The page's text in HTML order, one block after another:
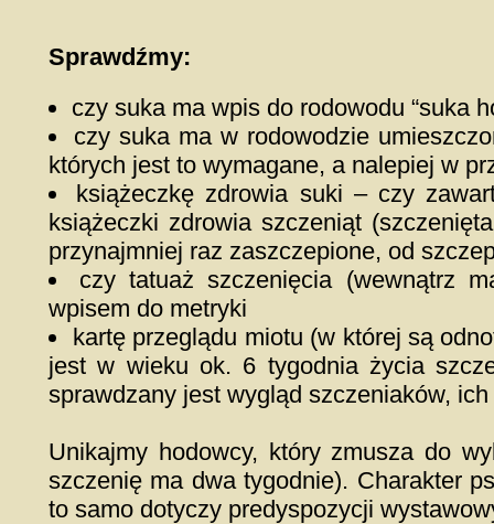
Sprawdźmy:
czy suka ma wpis do rodowodu “suka
czy suka ma w rodowodzie
których jest to wymagane, a nalepiej w
książeczkę zdrowia suki – czy
książeczki zdrowia szczeniąt
przynajmniej raz zaszczepione, od
czy tatuaż szczenięcia (wewnątrz
wpisem do metryki
kartę przeglądu miotu (w której są
jest w wieku ok. 6 tygodnia życia
sprawdzany jest wygląd szczeniaków,
Unikajmy hodowcy, który zmusza do
szczenię ma dwa tygodnie). Charakter
to samo dotyczy predyspozycji